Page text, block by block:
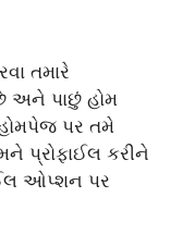
તમારે
અને પાછું હોમ
પર તમે
પ્રોફાઈલ કરીને
ઓપ્શન પર